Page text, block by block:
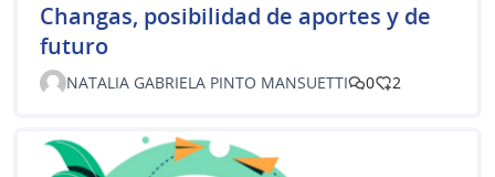
Changas, posibilidad de aportes y de
futuro
NATALIA GABRIELA PINTO MANSUETTI 0 2